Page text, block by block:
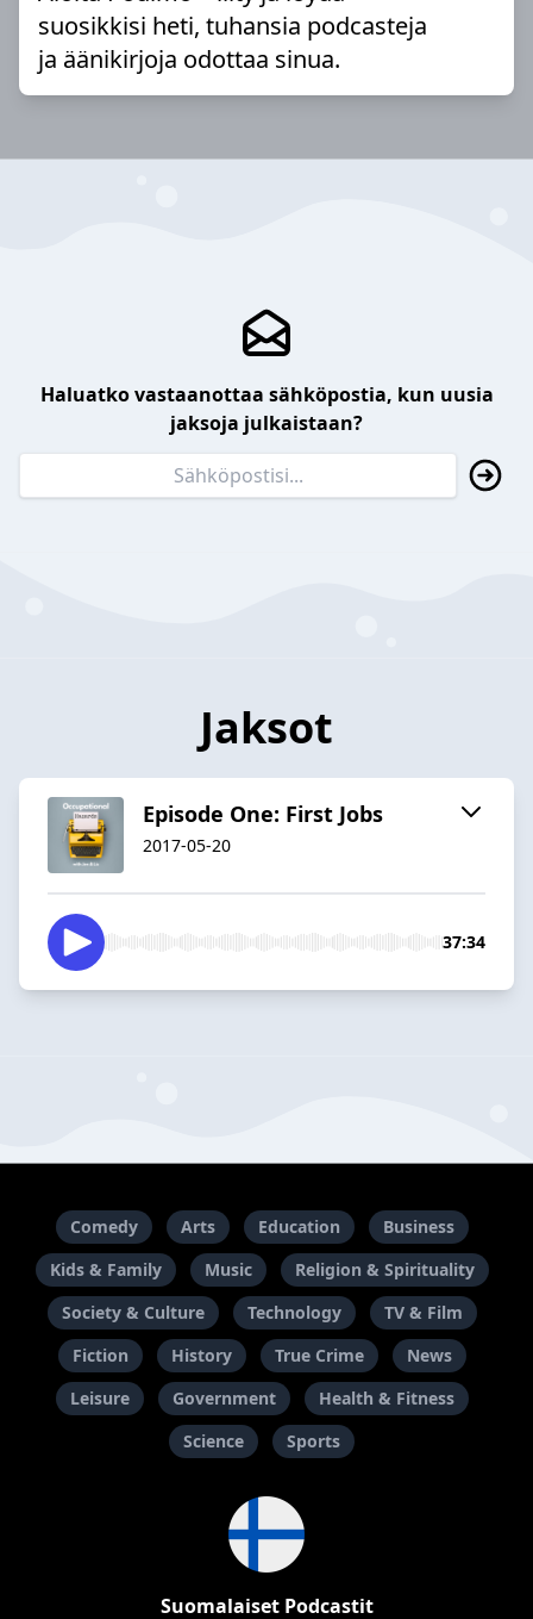
suosikkisi heti, tuhansia podcasteja
ja äänikirjoja odottaa sinua.
Haluatko vastaanottaa sähköpostia, kun uusia
jaksoja julkaistaan?
Jaksot
Episode One: First Jobs
2017-05-20
37:34
Comedy Arts Education
Business
Kids & Family
Music
Religion & Spirituality
Society & Culture
Technology
TV & Film
Fiction
History True Crime
News
Leisure
Government
Health & Fitness
Science
Sports
Suomalaiset Podcastit